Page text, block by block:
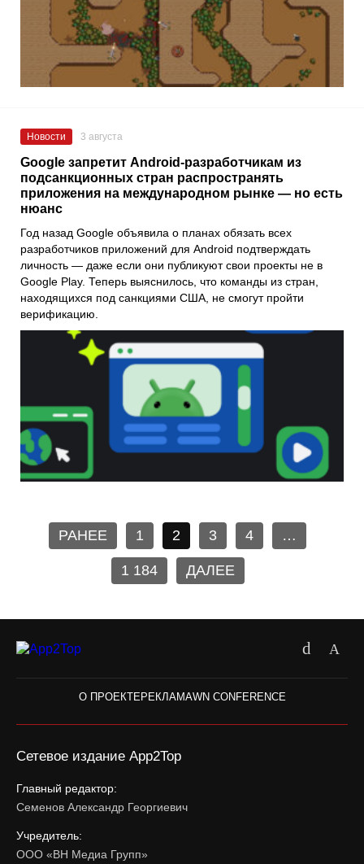
Новости 3 августа
Google запретит Android-разработчикам из
подсанкционных стран распространять
приложения на международном рынке — но есть
нюанс
Год назад Google объявила о планах обязать всех
разработчиков приложений для Android подтверждать
личность — даже если они публикуют свои проекты не в
Google Play. Теперь выяснилось, что команды из стран,
находящихся под санкциями США, не смогут пройти
верификацию.
РАНЕЕ 1 2 3 4 …
1 184 ДАЛЕЕ
О ПРОЕКТЕРЕКЛАМАWN CONFERENCE
Сетевое издание App2Top
Главный редактор:
Семенов Александр Георгиевич
Учредитель:
ООО «ВН Медиа Групп»